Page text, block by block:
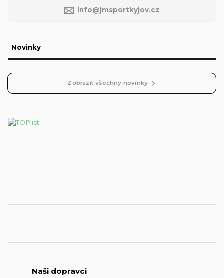
info@jmsportkyjov.cz
Novinky
Zobrazit všechny novinky
Naši dopravci